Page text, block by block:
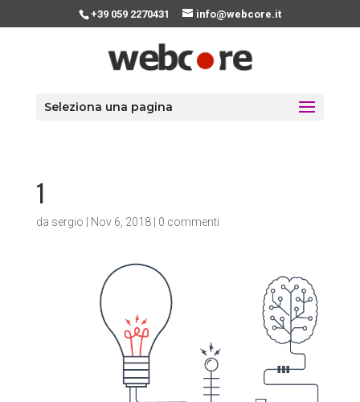
+39 059 2270431 info@webcore.it
Seleziona una pagina
1
da sergio Nov 6, 2018| 0 commenti